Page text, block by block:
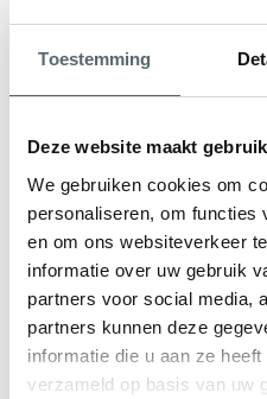
Toestemming
Deze website maakt
We gebruiken cookies om
personaliseren, om functies
en om ons websiteverkeer
informatie over uw gebruik
partners voor social media,
partners kunnen deze
informatie die u aan ze
verzameld op basis van uw
Wilt u weten hoeveel
kunststof kozijnen, HR++
onze specialisten samen
woning. We geven direct
Begun en eventuele
U ontvangt een persoonlijk
op maat, zodat u precies